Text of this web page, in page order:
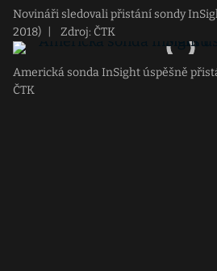
Novináři sledovali přistání sondy
2018)
Zdroj: ČTK
Americká sonda InSight úspěšně
ČTK